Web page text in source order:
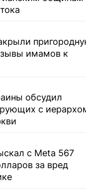
имамов к
обсудил
с
с Meta 567
за вред